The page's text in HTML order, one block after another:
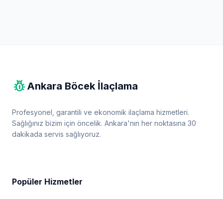
pest_control Ankara Böcek İlaçlama
Profesyonel, garantili ve ekonomik ilaçlama hizmetleri.
Sağlığınız bizim için öncelik. Ankara'nın her noktasına 30
dakikada servis sağlıyoruz.
Popüler Hizmetler